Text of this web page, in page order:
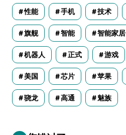
性能 手机 技术
旗舰 智能 智能家居
机器人 正式 游戏
美国 芯片 苹果
骁龙 高通 魅族